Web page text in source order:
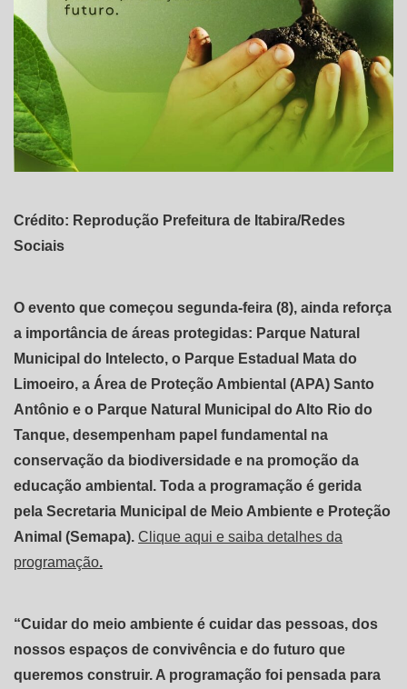
Crédito: Reprodução Prefeitura de Itabira/Redes
Sociais
O evento que começou segunda-feira (8), ainda reforça
a importância de áreas protegidas: Parque Natural
Municipal do Intelecto, o Parque Estadual Mata do
Limoeiro, a Área de Proteção Ambiental (APA) Santo
Antônio e o Parque Natural Municipal do Alto Rio do
Tanque, desempenham papel fundamental na
conservação da biodiversidade e na promoção da
educação ambiental. Toda a programação é gerida
pela Secretaria Municipal de Meio Ambiente e Proteção
Animal (Semapa). Clique aqui e saiba detalhes da
programação.
“Cuidar do meio ambiente é cuidar das pessoas, dos
nossos espaços de convivência e do futuro que
queremos construir. A programação foi pensada para